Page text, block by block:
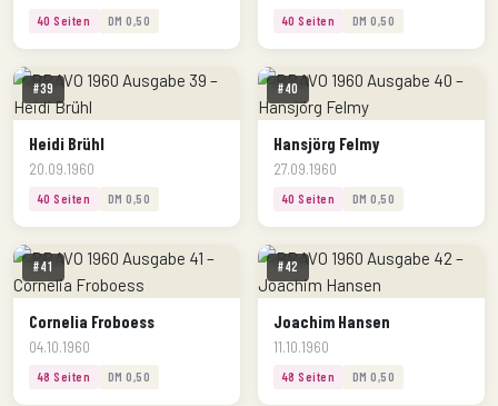
40 Seiten DM 0,50 40 Seiten DM 0,50
#39
Heidi Brühl
20.09.1960
40 Seiten DM 0,50
#40
Hansjörg Felmy
27.09.1960
40 Seiten DM 0,50
#41
Cornelia Froboess
04.10.1960
48 Seiten DM 0,50
#42
Joachim Hansen
11.10.1960
48 Seiten DM 0,50